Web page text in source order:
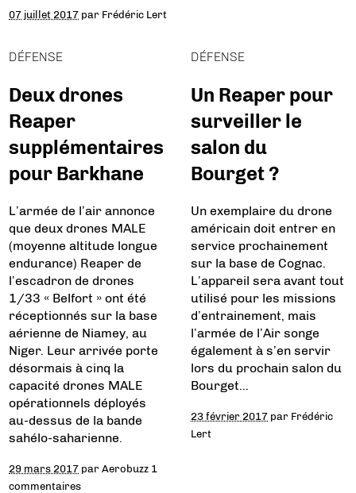
07 juillet 2017 par Frédéric Lert
DÉFENSE
Deux drones
Reaper
supplémentaires
pour Barkhane
L’armée de l’air annonce
que deux drones MALE
(moyenne altitude longue
endurance) Reaper de
l’escadron de drones
1/33 « Belfort » ont été
réceptionnés sur la base
aérienne de Niamey, au
Niger. Leur arrivée porte
désormais à cinq la
capacité drones MALE
opérationnels déployés
au-dessus de la bande
sahélo-saharienne.
29 mars 2017 parAerobuzz 1
commentaires
DÉFENSE
Un Reaper pour
surveiller le
salon du
Bourget ?
Un exemplaire du drone
américain doit entrer en
service prochainement
sur la base de Cognac.
L’appareil sera avant tout
utilisé pour les missions
d’entrainement, mais
l’armée de l’Air songe
également à s’en servir
lors du prochain salon du
Bourget…
23 février 2017 par Frédéric
Lert